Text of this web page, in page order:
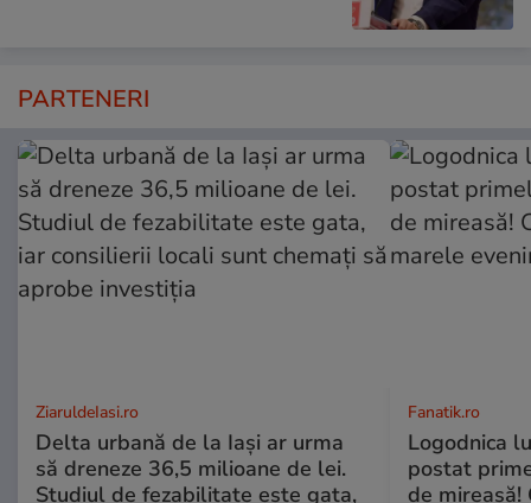
PARTENERI
ZiaruldeIasi.ro
Delta urbană de la Iași ar urma
să dreneze 36,5 milioane de lei.
Studiul de fezabilitate este gata,
Fanatik.ro
Logodnica
postat
de